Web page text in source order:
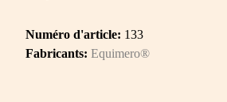
Numéro d'article: 133
Fabricants: Equimero®